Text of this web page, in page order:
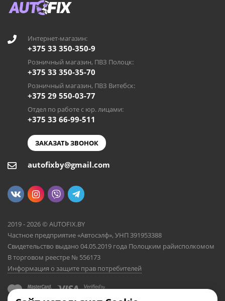
Интернет-магазин:
+375 33 350-350-9
Розничный магазин, ПВЗ Полоцк:
+375 33 350-35-70
Розничный магазин, ПВЗ Витебск:
+375 29 550-03-77
Отдел по работе с юр. лицами:
+375 33 66-99-511
ЗАКАЗАТЬ ЗВОНОК
autofixby@gmail.com
2019 - 2026 © AUTOFIX.BY
Частное предприятие «Автосэлф», УНП 391953388
Свидетельство выдано 04.05.2019 года Полоцким райисполкомом
В торговом реестре № 556173
Информация о защите прав потребителей